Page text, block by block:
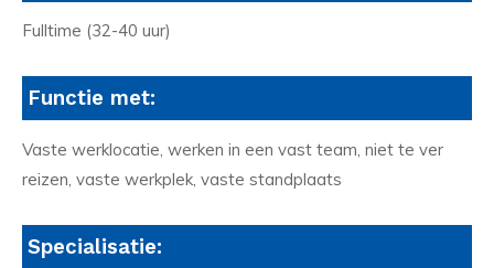
Fulltime (32-40 uur)
Functie met:
Vaste werklocatie, werken in een vast team, niet te ver
reizen, vaste werkplek, vaste standplaats
Specialisatie: